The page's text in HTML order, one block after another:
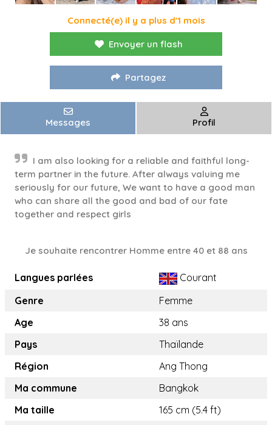
Connecté(e) il y a plus d'1 mois
Envoyer un flash
Partagez
Messages Profil
I am also looking for a reliable and faithful long-
term partner in the future. After always valuing me
seriously for our future, We want to have a good man
who can share all the good and bad of our fate
together and respect girls
Je souhaite rencontrer Homme entre 40 et 88 ans
Langues parlées
Courant
Genre
Femme
Age
38 ans
Pays
Thaïlande
Région
Ang Thong
Ma commune
Bangkok
Ma taille
165 cm (5.4 ft)